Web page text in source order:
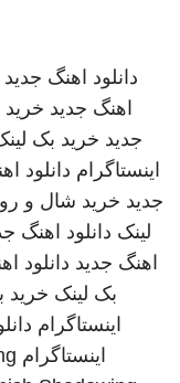
دانلود اهنگ جدید
اهنگ جدید خرید
جدید خرید بک
اینستاگرام دانلود
جدید خرید شال و
لینک دانلود اهنگ
اهنگ جدید دانلود
بک لینک خرید
اینستاگرام
اینستاگرام